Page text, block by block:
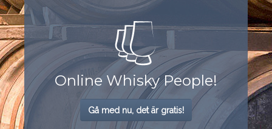
Online Whisky People!
Gå med nu, det är gratis!